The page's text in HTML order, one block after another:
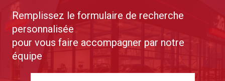
Remplissez le formulaire de recherche
personnalisée
pour vous faire accompagner par notre
équipe